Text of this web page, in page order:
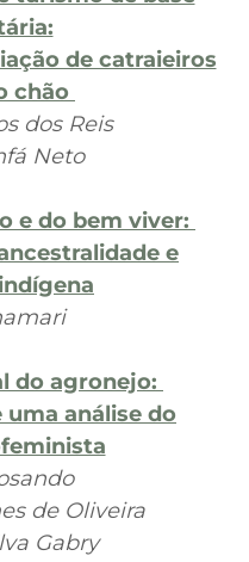
de catraieiros
chão
dos Reis
Neto
e do bem viver:
e
do agronejo:
análise do
de Oliveira
Gabry